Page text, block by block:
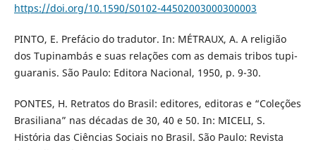
https://doi.org/10.1590/S0102-44502003000300003
PINTO, E. Prefácio do tradutor. In: MÉTRAUX, A. A religião
dos Tupinambás e suas relações com as demais tribos tupi-
guaranis. São Paulo: Editora Nacional, 1950, p. 9-30.
PONTES, H. Retratos do Brasil: editores, editoras e “Coleções
Brasiliana” nas décadas de 30, 40 e 50. In: MICELI, S.
História das Ciências Sociais no Brasil. São Paulo: Revista